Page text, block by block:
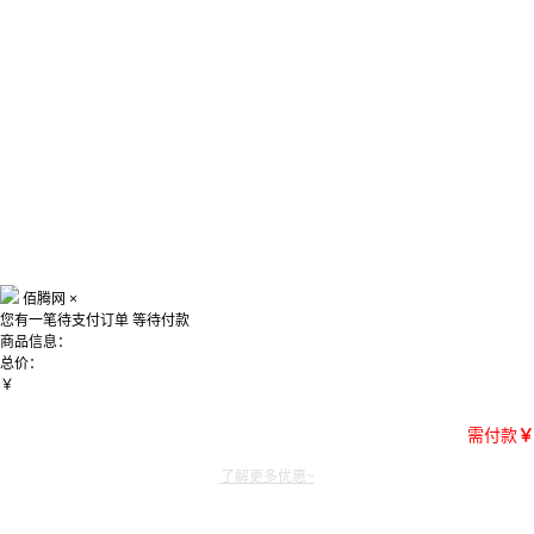
佰腾网 ×
您有一笔待支付订单 等待付款
商品信息：
总价：
￥
需付款￥
了解更多优惠~